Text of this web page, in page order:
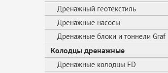
Дренажный геотекстиль
Дренажные насосы
Дренажные блоки и тоннели Graf
Колодцы дренажные
Дренажные колодцы FD